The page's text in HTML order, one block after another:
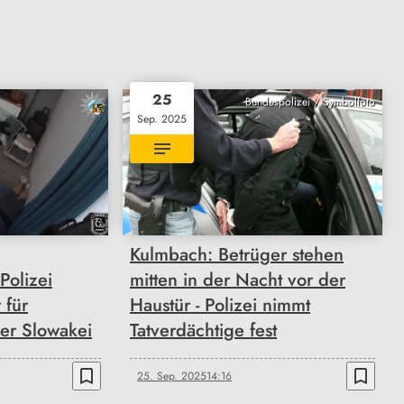
für
Slowakei
bookmark_border
Bundespolizei / Symbolfoto
25
Sep. 2025
Kulmbach: Betrüger stehen
mitten in der Nacht vor der
Haustür - Polizei nimmt
Tatverdächtige fest
25. Sep. 202514:16 bookmark_border